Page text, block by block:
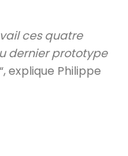
ces quatre
dernier prototype
explique Philippe